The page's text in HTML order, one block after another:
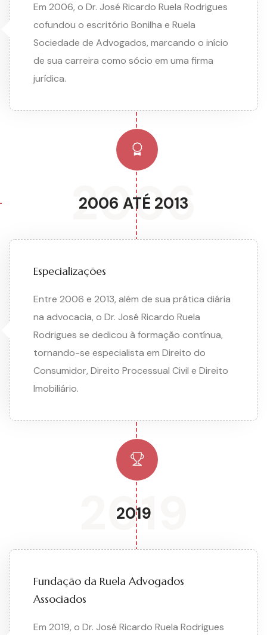
Em 2006, o Dr. José Ricardo Ruela Rodrigues
cofundou o escritório Bonilha e Ruela
Sociedade de Advogados, marcando o início
de sua carreira como sócio em uma firma
jurídica.
2006
2006 ATÉ 2013
Especializações
Entre 2006 e 2013, além de sua prática diária
na advocacia, o Dr. José Ricardo Ruela
Rodrigues se dedicou à formação contínua,
tornando-se especialista em Direito do
Consumidor, Direito Processual Civil e Direito
Imobiliário.
2019
2019
Fundação da Ruela Advogados
Associados
Em 2019, o Dr. José Ricardo Ruela Rodrigues